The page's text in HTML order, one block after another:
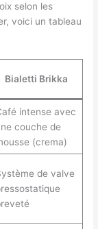
selon les
voici un tableau
Bialetti Brikka
intense avec
couche de
(crema)
de valve